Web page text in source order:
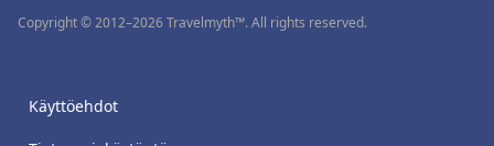
Copyright © 2012–2026 Travelmyth™. All rights reserved.
Käyttöehdot